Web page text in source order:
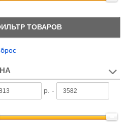
ТОВАРОВ
р. -